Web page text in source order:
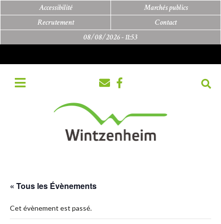
Accessibilité
Marchés publics
Recrutement
Contact
08/08/2026 -11:53
« Tous les Évènements
Cet évènement est passé.